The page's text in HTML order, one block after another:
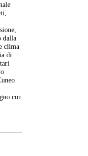
dalla
clima
di
con